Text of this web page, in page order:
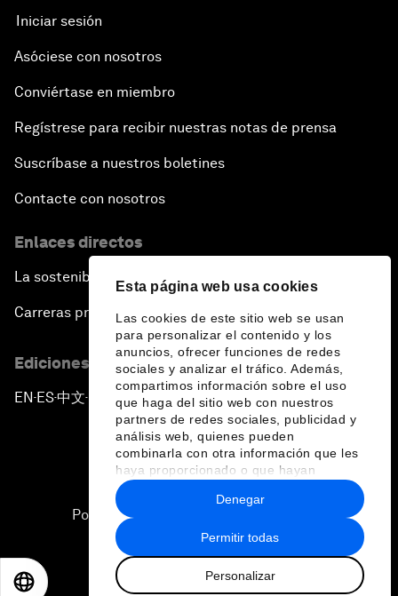
Esta página web usa cookies
Las cookies de este sitio web se usan
para personalizar el contenido y los
anuncios, ofrecer funciones de redes
sociales y analizar el tráfico. Además,
compartimos información sobre el uso
que haga del sitio web con nuestros
partners de redes sociales, publicidad y
análisis web, quienes pueden
combinarla con otra información que les
haya proporcionado o que hayan
recopilado a partir del uso que haya
hecho de sus servicios.
Permitir todas
Personalizar
Denegar
Iniciar sesión
Asóciese con nosotros
Conviértase en miembro
Regístrese para recibir nuestras notas de prensa
Suscríbase a nuestros boletines
Contacte con nosotros
Enlaces directos
La sostenibilidad en el Foro
Carreras profesionales
Ediciones en otros idiomas
EN ▪ ES▪中文▪ 日本語
Política de privacidad y normas de uso
2026 Foro Económico Mundial